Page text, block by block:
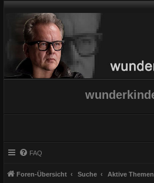
FAQ
Foren-Übersicht Suche Aktive Themen